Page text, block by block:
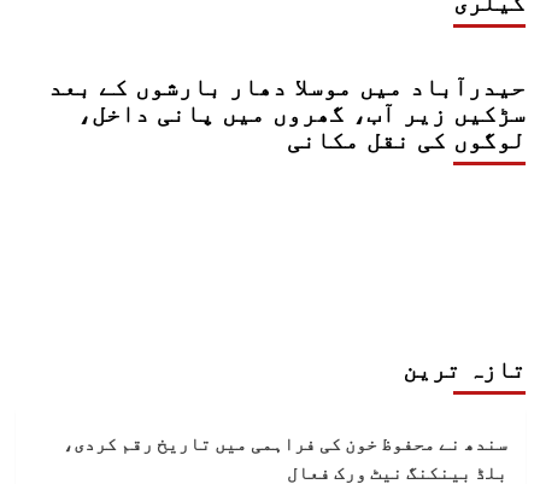
حیدرآباد میں موسلا دھار بارشوں کے بعد
سڑکیں زیر آب، گھروں میں پانی داخل،
لوگوں کی نقل مکانی
تازہ ترین
سندھ نے محفوظ خون کی فراہمی میں تاریخ رقم کردی،
بلڈ بینکنگ نیٹ ورک فعال